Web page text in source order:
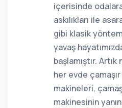
içerisinde
askılıkları ile
gibi klasik
yavaş
başlamıştır.
her evde
makineleri,
makinesinin